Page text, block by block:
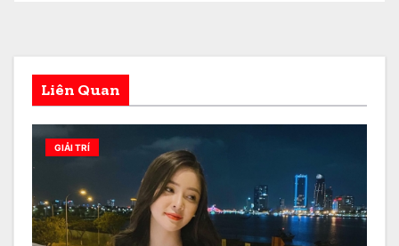
Liên Quan
GIẢI TRÍ